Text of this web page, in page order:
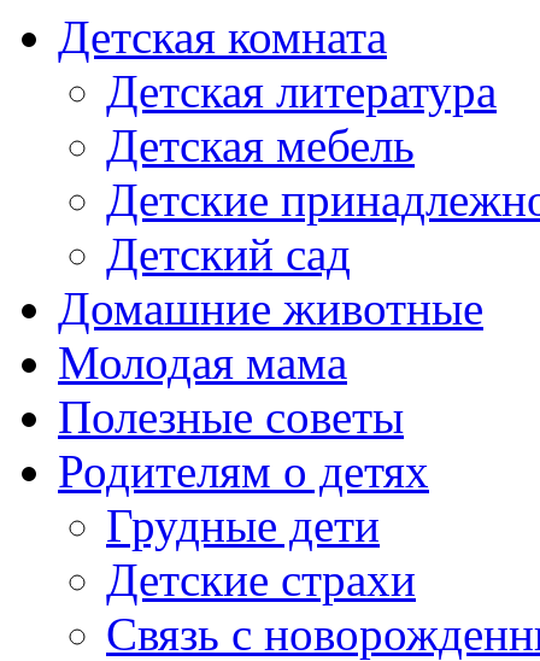
Детская комната
Детская литература
Детская мебель
Детские
Детский сад
Домашние животные
Молодая мама
Полезные советы
Родителям о детях
Грудные дети
Детские страхи
Связь с